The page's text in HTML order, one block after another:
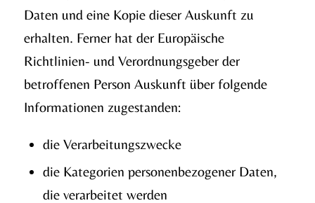
Daten und eine Kopie dieser Auskunft zu
erhalten. Ferner hat der Europäische
Richtlinien- und Verordnungsgeber der
betroffenen Person Auskunft über folgende
Informationen zugestanden:
die Verarbeitungszwecke
die Kategorien personenbezogener Daten,
die verarbeitet werden